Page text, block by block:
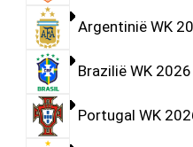
Argentinië WK
Brazilië WK
Portugal WK